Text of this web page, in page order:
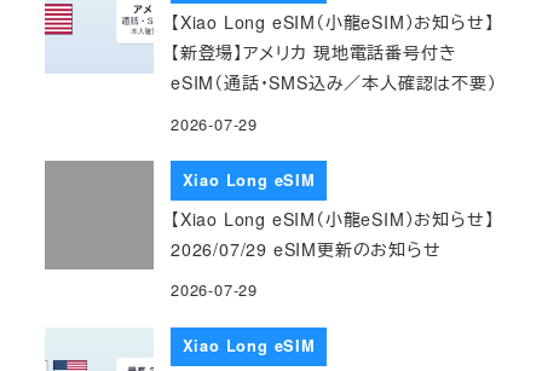
【Xiao Long eSIM（小龍eSIM）お知らせ】
【新登場】アメリカ 現地電話番号付き
eSIM（通話・SMS込み／本人確認は不要）
2026-07-29
Xiao Long eSIM
【Xiao Long eSIM（小龍eSIM）お知らせ】
2026/07/29 eSIM更新のお知らせ
2026-07-29
Xiao Long eSIM